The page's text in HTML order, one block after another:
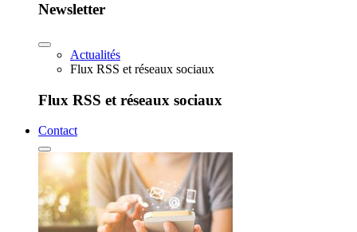
Newsletter
Actualités
Flux RSS et réseaux sociaux
Flux RSS et réseaux sociaux
Contact